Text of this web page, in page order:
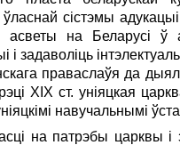
сістэмы
асветы на Беларусі ў
задаволіць
праваслаўя да
XIX ст. уніяцкая
навучальнымі
на патрэбы царквы і